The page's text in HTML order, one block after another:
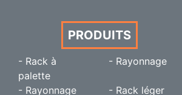
PRODUITS
- Rack à
palette
- Rayonnage
- Rayonnage - Rack léger